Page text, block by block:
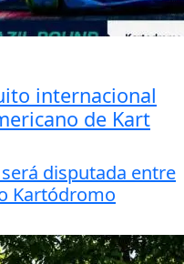
internacional
de Kart
disputada entre
Kartódromo